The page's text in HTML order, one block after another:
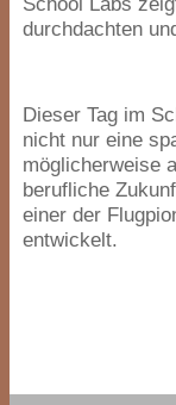
durchdachten
Dieser Tag im
nicht nur eine
möglicherweise
berufliche
einer der
entwickelt.